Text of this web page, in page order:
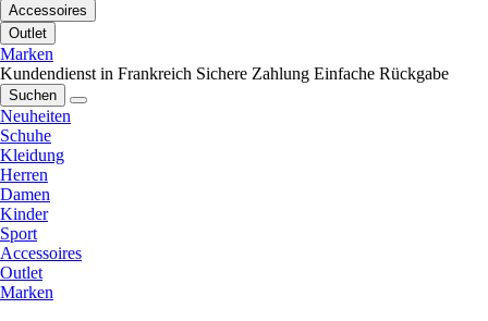
Accessoires
Outlet
Marken
Kundendienst in Frankreich Sichere Zahlung Einfache Rückgabe
Suchen
Neuheiten
Schuhe
Kleidung
Herren
Damen
Kinder
Sport
Accessoires
Outlet
Marken